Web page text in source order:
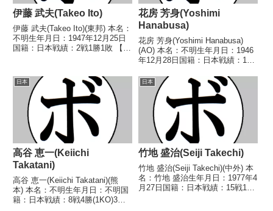
伊藤 武夫(Takeo Ito)
伊藤 武夫(Takeo Ito)(東邦) 本名：
不明生年月日：1947年12月25日
国籍：日本戦績：2戦1勝1敗 【獲
治(ヨネクラ)1968/02/18 ○4R判
定 (採...
花房 芳身(Yoshimi
Hanabusa)
花房 芳身(Yoshimi Hanabusa)
(AO) 本名：不明生年月日：1946
年12月28日国籍：日本戦績：15
なし 【戦歴】1970/01/29 ●6R
判定 (採点不明) 大宮 健(三
鷹)1970/...
日本
高谷 恵一(Keiichi
Takatani)
高谷 恵一(Keiichi Takatani)(熊
本) 本名：不明生年月日：不明国
籍：日本戦績：8戦4勝(1KO)3敗1
日本
竹地 盛治(Seiji Takechi)
竹地 盛治(Seiji Takechi)(中外) 本
名：竹地 盛治生年月日：1977年4
月27日国籍：日本戦績：15戦10